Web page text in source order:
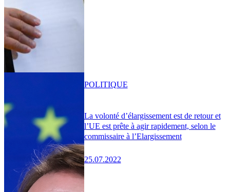
La volonté d’élargissement est de retour et
l’UE est prête à agir rapidement, selon le
commissaire à l’Elargissement
25.07.2022
POLITIQUE